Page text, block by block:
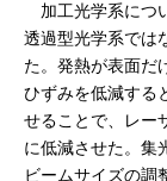
加工光学系につ
透過型光学系では
た。発熱が表面だ
ひずみを低減する
せることで、レー
に低減させた。集
ビームサイズの調